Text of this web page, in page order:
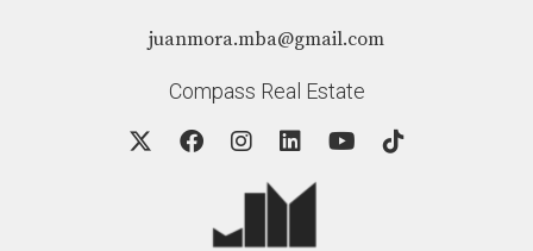
juanmora.mba@gmail.com
Compass Real Estate